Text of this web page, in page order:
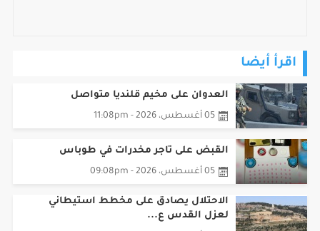
اقرأ أيضا
العدوان على مخيم قلنديا متواصل
القبض على تاجر مخدرات في طوباس
الاحتلال يصادق على مخطط استيطاني